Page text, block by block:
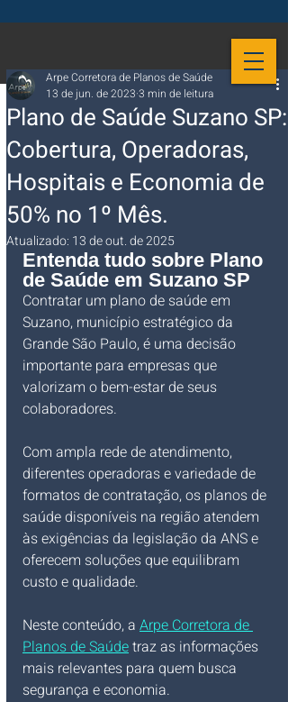
Plano de Saúde Suzano SP:
Cobertura, Operadoras,
Hospitais e Economia de
50% no 1º Mês.
Arpe Corretora de Planos de Saúde
13 de jun. de 2023 3 min de leitura
Atualizado: 13 de out. de 2025
Entenda tudo sobre Plano
de Saúde em Suzano SP
Contratar um plano de saúde em
Suzano, município estratégico da
Grande São Paulo, é uma decisão
importante para empresas que
valorizam o bem-estar de seus
colaboradores.
Com ampla rede de atendimento,
diferentes operadoras e variedade de
formatos de contratação, os planos de
saúde disponíveis na região atendem
às exigências da legislação da ANS e
oferecem soluções que equilibram
custo e qualidade.
Neste conteúdo, a Arpe Corretora de
Planos de Saúde traz as informações
mais relevantes para quem busca
segurança e economia.